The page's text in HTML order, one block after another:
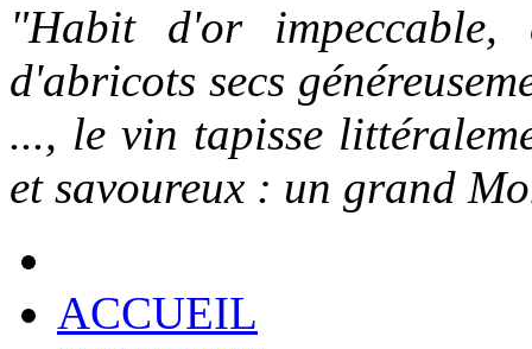
"Habit d'or impeccable,
d'abricots secs
..., le vin tapisse
et savoureux : un grand
ACCUEIL